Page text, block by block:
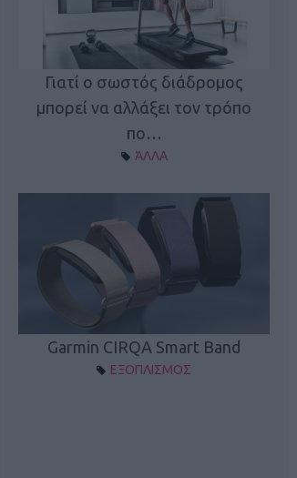
Γιατί ο σωστός διάδρομος
μπορεί να αλλάξει τον τρόπο
πο…
ΆΛΛΑ
Garmin CIRQA Smart Band
ΕΞΟΠΛΙΣΜΟΣ